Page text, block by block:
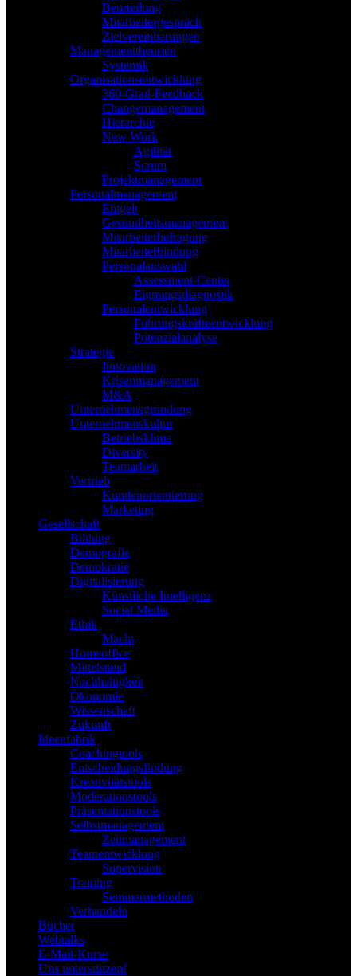
Beurteilung
Mitarbeitergespräch
Zielvereinbarungen
Managementtheorien
Systemik
Organisationsentwicklung
360-Grad-Feedback
Changemanagement
Hierarchie
New Work
Agilität
Scrum
Projektmanagement
Personalmanagement
Entgelt
Gesundheitsmanagement
Mitarbeiterbefragung
Mitarbeiterbindung
Personalauswahl
Assessment-Center
Eignungsdiagnostik
Personalentwicklung
Führungskräfteentwicklung
Potenzialanalyse
Strategie
Innovation
Krisenmanagement
M&A
Unternehmensgründung
Unternehmenskultur
Betriebsklima
Diversity
Teamarbeit
Vertrieb
Kundenorientierung
Marketing
Gesellschaft
Bildung
Demografie
Demokratie
Digitalisierung
Künstliche Intelligenz
Social Media
Ethik
Macht
Homeoffice
Mittelstand
Nachhaltigkeit
Ökonomie
Wissenschaft
Zukunft
Ideenfabrik
Coachingtools
Entscheidungsfindung
Kreativitätstools
Moderationstools
Präsentationstools
Selbstmanagement
Zeitmanagement
Teamentwicklung
Supervision
Training
Seminarmethoden
Verhandeln
Bücher
Webtalks
E-Mail-Kurse
Uns unterstützen!